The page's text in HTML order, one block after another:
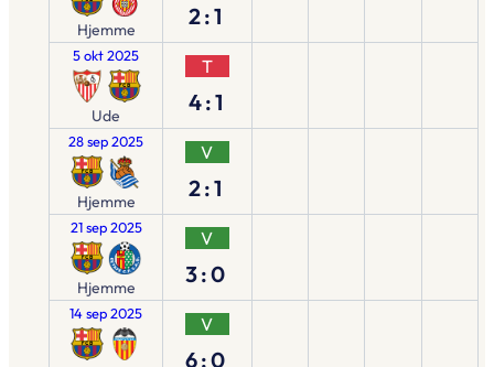
Hjemme 2:1
5 okt 2025
Ude
T
4:1
28 sep 2025
Hjemme
V
2:1
21 sep 2025
Hjemme
V
3:0
14 sep 2025 V
6:0